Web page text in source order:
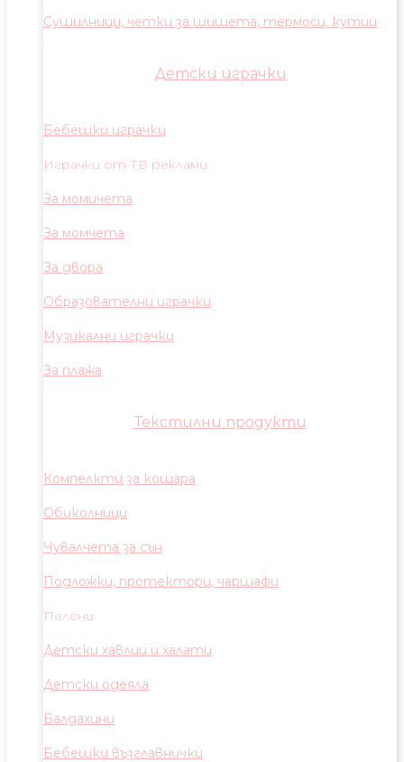
Сушилници, четки за шишета, термоси, кутии
Детски играчки
Бебешки играчки
Играчки от ТВ реклами
За момичета
За момчета
За двора
Образователни играчки
Музикални играчки
За плажа
Текстилни продукти
Компелкти за кошара
Обиколници
Чувалчета за сън
Подложки, протектори, чаршафи
Пелени
Детски хавлии и халати
Детски одеяла
Балдахини
Бебешки възглавнички